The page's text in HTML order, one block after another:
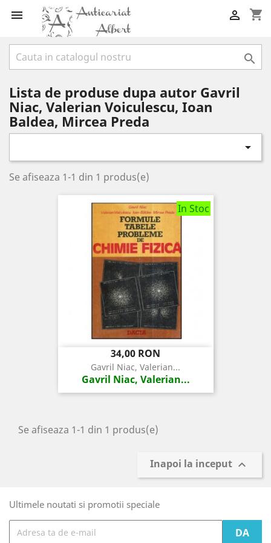
 shopping_cart


Lista de produse dupa autor Gavril
Niac, Valerian Voiculescu, Ioan
Baldea, Mircea Preda

Se afiseaza 1-1 din 1 produs(e)
In Stoc
Pret
34,00 RON
Gavril Niac, Valerian...
Gavril Niac, Valerian...
Se afiseaza 1-1 din 1 produs(e)
Inapoi la inceput 
Ultimele noutati si promotii speciale